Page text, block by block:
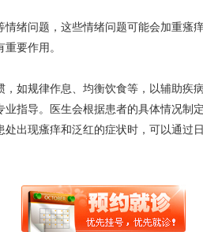
绪问题，这些情绪问题可能会加重
要作用。
如规律作息、均衡饮食等，以辅助疾病
指导。医生会根据患者的具体情况制
处出现瘙痒和泛红的症状时，可以通过